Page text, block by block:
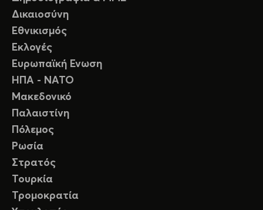
Δικαιοσύνη
Εθνικισμός
Εκλογές
Ευρωπαϊκή Ενωση
ΗΠΑ - ΝΑΤΟ
Μακεδονικό
Παλαιστίνη
Πόλεμος
Ρωσία
Στρατός
Τουρκία
Τρομοκρατία